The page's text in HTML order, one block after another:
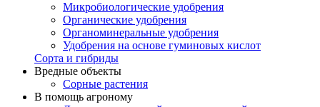
Микробиологические удобрения
Органические удобрения
Органоминеральные удобрения
Удобрения на основе гуминовых кислот
Сорта и гибриды
Вредные объекты
Сорные растения
В помощь агроному